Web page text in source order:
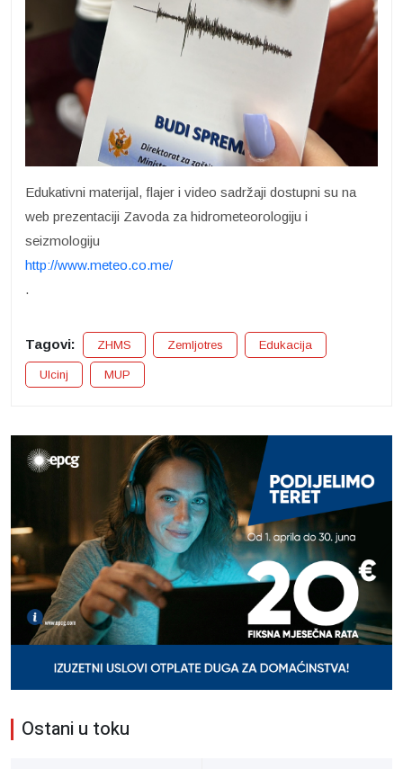
Edukativni materijal, flajer i video sadržaji dostupni su na
web prezentaciji Zavoda za hidrometeorologiju i
seizmologiju
http://www.meteo.co.me/
.
Tagovi: ZHMS Zemljotres Edukacija
Ulcinj MUP
Ostani u toku